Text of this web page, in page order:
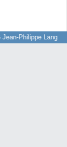
Philippe Lang